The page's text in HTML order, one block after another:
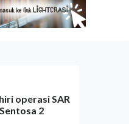
operasi SAR
2